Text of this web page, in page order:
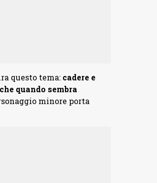
questo tema: cadere e
quando sembra
minore porta